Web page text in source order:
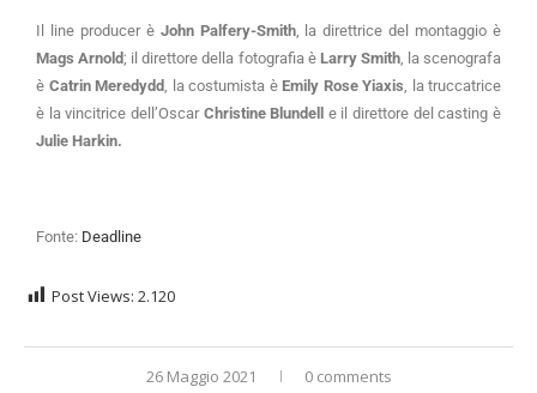
Il line producer è John Palfery-Smith, la direttrice del montaggio è
Mags Arnold; il direttore della fotografia è Larry Smith, la scenografa
è Catrin Meredydd , la costumista è Emily Rose Yiaxis , la truccatrice
è la vincitrice dell’Oscar Christine Blundell
e il direttore del casting è
Julie Harkin.
Fonte: Deadline
Post Views: 2.120
26 Maggio 2021 0 comments